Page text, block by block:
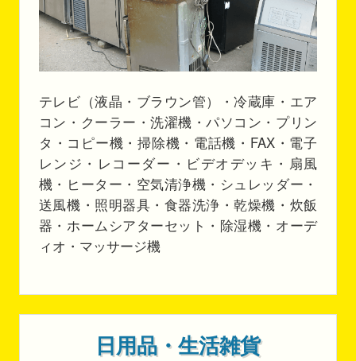
テレビ（液晶・ブラウン管）・冷蔵庫・エア
コン・クーラー・洗濯機・パソコン・プリン
タ・コピー機・掃除機・電話機・FAX・電子
レンジ・レコーダー・ビデオデッキ・扇風
機・ヒーター・空気清浄機・シュレッダー・
送風機・照明器具・食器洗浄・乾燥機・炊飯
器・ホームシアターセット・除湿機・オーデ
ィオ・マッサージ機
日用品・生活雑貨